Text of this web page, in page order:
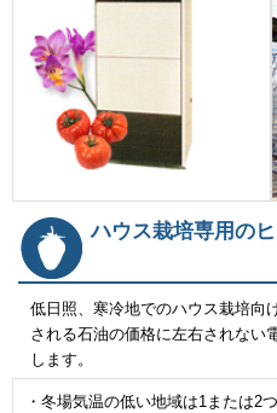
ハウス栽培専用の
低日照、寒冷地でのハウス栽培向
される石油の価格に左右されない
します。
・冬場気温の低い地域は1または2